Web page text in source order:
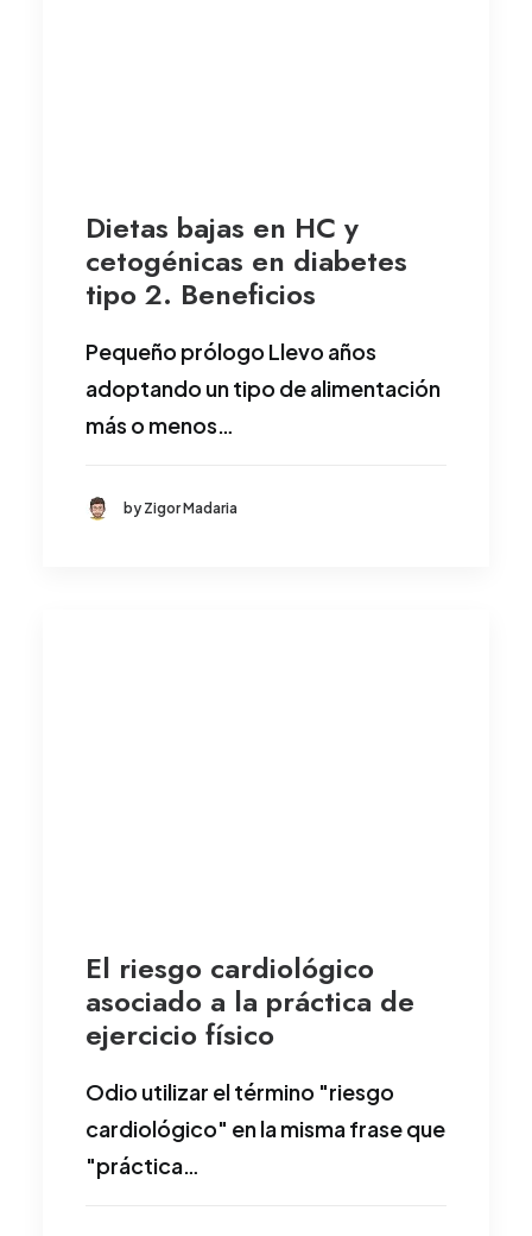
Dietas bajas en HC y
cetogénicas en diabetes
tipo 2. Beneficios
Pequeño prólogo Llevo años
adoptando un tipo de alimentación
más o menos…
by Zigor Madaria
El riesgo cardiológico
asociado a la práctica de
ejercicio físico
Odio utilizar el término "riesgo
cardiológico" en la misma frase que
"práctica…